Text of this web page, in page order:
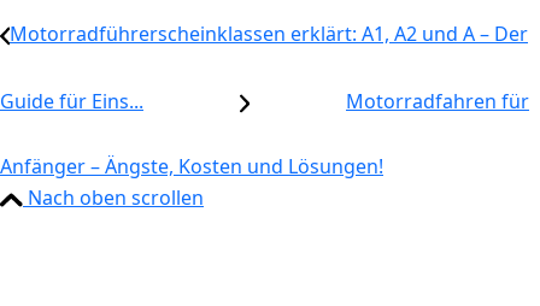
Motorradführerscheinklassen erklärt: A1, A2 und A – Der
Guide für Eins... Motorradfahren für
Anfänger – Ängste, Kosten und Lösungen!
Nach oben scrollen